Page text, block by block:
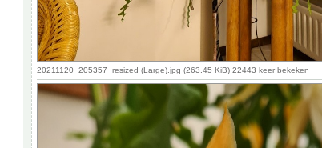
20211120_205357_resized (Large).jpg (263.45 KiB) 22443 keer bekeken